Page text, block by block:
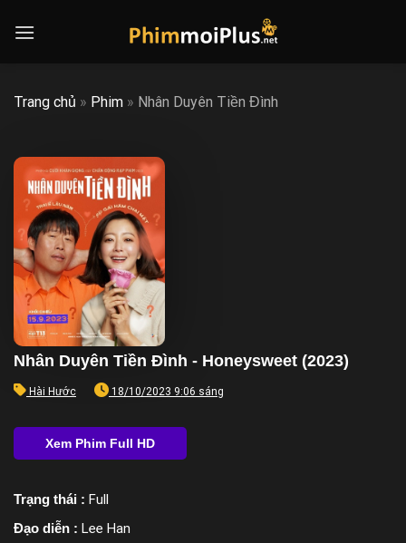
Trang chủ » Phim » Nhân Duyên Tiền Đình
Nhân Duyên Tiền Đình - Honeysweet (2023)
Hài Hước 18/10/2023 9:06 sáng
Trạng thái : Full
Đạo diễn : Lee Han